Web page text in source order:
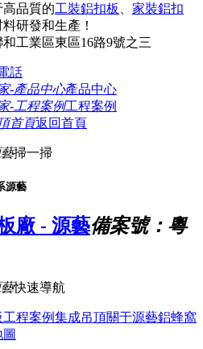
品質的工裝鋁扣板
家裝鋁扣
料研發和生產！
工業區東區16路9號之三
話
產品中心
工程案例
返回首頁
掃一掃
源藝
備案號：粵
快速導航
工程案例集成吊頂關于源藝鋁蜂窩